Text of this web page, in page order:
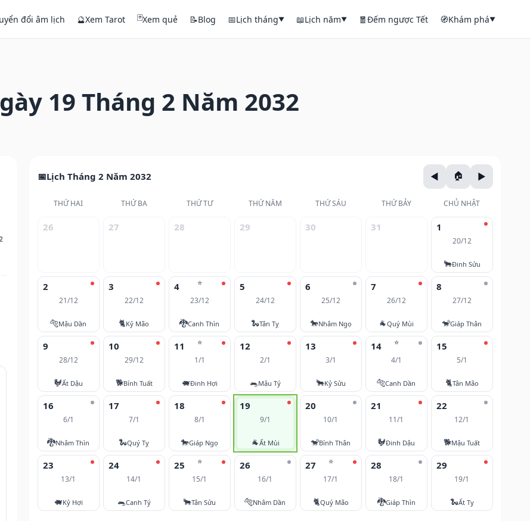
đổi âm lịch 🔮Xem Tarot 🃏Xem quẻ 📝Blog 📅Lịch tháng▼ 📖Lịch năm▼ 🧧Đếm ngược Tết 🧭Khám phá▼
19 Tháng 2 Năm 2032
Lịch Tháng 2 Năm 2032
THỨ HAI THỨ BA THỨ TƯ THỨ NĂM THỨ SÁU THỨ BẢY CHỦ NHẬT
26 27 28 29 30 31 1
20/12
🐂Đinh Sửu
2
21/12
🐅Mậu Dần
3
22/12
🐈Kỷ Mão
⭐
4
23/12
🐉Canh Thìn
5
24/12
🐍Tân Tỵ
6
25/12
🐎Nhâm Ngọ
7
26/12
🐐Quý Mùi
8
27/12
🐒Giáp Thân
9
28/12
🐓Ất Dậu
10
29/12
🐕Bính Tuất
⭐
11
1/1
🐖Đinh Hợi
12
2/1
🐀Mậu Tý
13
3/1
🐂Kỷ Sửu
⭐
14
4/1
🐅Canh Dần
15
5/1
🐈Tân Mão
16
6/1
🐉Nhâm Thìn
17
7/1
🐍Quý Tỵ
18
8/1
🐎Giáp Ngọ
19
9/1
🐐Ất Mùi
20
10/1
🐒Bính Thân
21
11/1
🐓Đinh Dậu
22
12/1
🐕Mậu Tuất
23
13/1
🐖Kỷ Hợi
24
14/1
🐀Canh Tý
⭐
25
15/1
🐂Tân Sửu
26
16/1
🐅Nhâm Dần
⭐
27
17/1
🐈Quý Mão
28
18/1
🐉Giáp Thìn
29
19/1
🐍Ất Tỵ